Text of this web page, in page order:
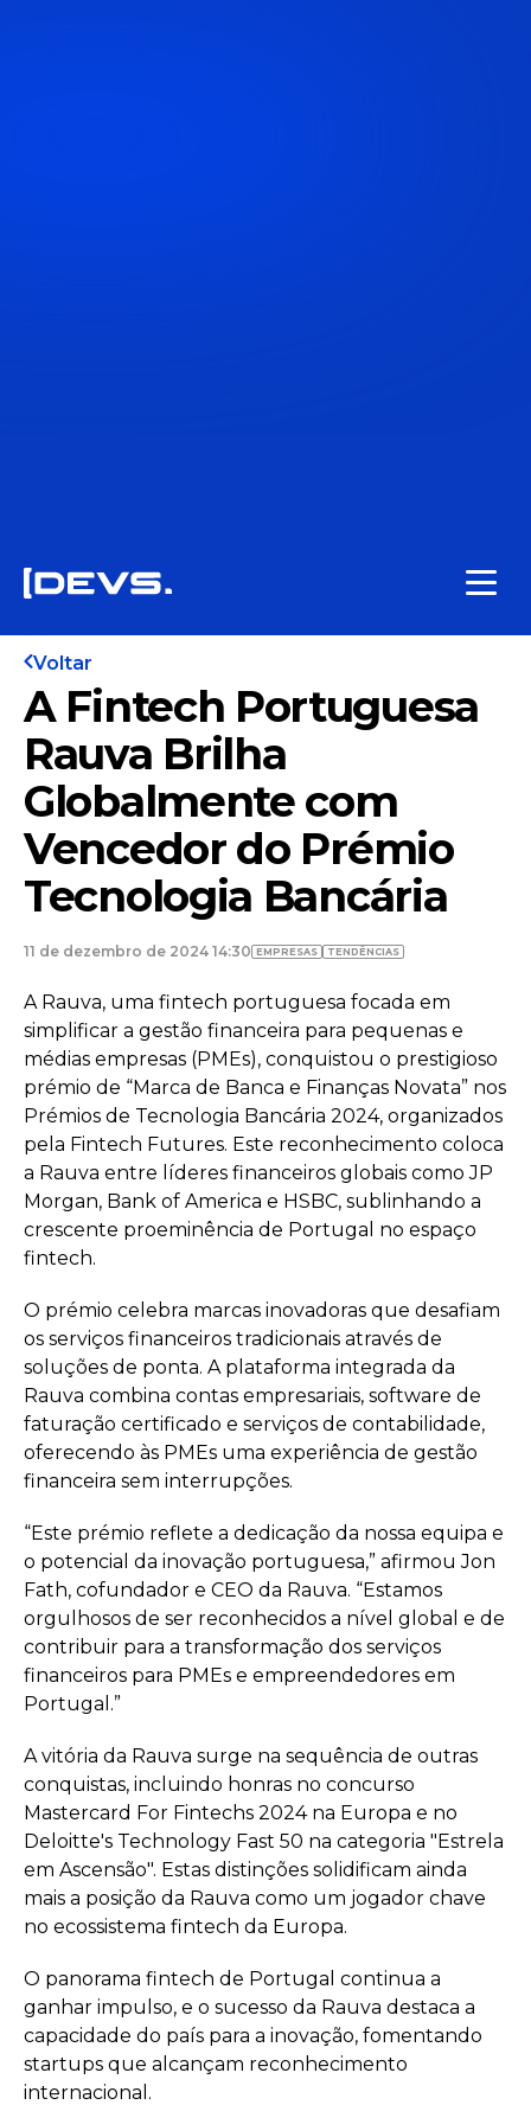
Voltar
A Fintech Portuguesa
Rauva Brilha
Globalmente com
Vencedor do Prémio
Tecnologia Bancária
11 de dezembro de 2024 14:30 EMPRESAS TENDÊNCIAS
A Rauva, uma fintech portuguesa focada em
simplificar a gestão financeira para pequenas e
médias empresas (PMEs), conquistou o prestigioso
prémio de “Marca de Banca e Finanças Novata” nos
Prémios de Tecnologia Bancária 2024, organizados
pela Fintech Futures. Este reconhecimento coloca
a Rauva entre líderes financeiros globais como JP
Morgan, Bank of America e HSBC, sublinhando a
crescente proeminência de Portugal no espaço
fintech.
O prémio celebra marcas inovadoras que desafiam
os serviços financeiros tradicionais através de
soluções de ponta. A plataforma integrada da
Rauva combina contas empresariais, software de
faturação certificado e serviços de contabilidade,
oferecendo às PMEs uma experiência de gestão
financeira sem interrupções.
“Este prémio reflete a dedicação da nossa equipa e
o potencial da inovação portuguesa,” afirmou Jon
Fath, cofundador e CEO da Rauva. “Estamos
orgulhosos de ser reconhecidos a nível global e de
contribuir para a transformação dos serviços
financeiros para PMEs e empreendedores em
Portugal.”
A vitória da Rauva surge na sequência de outras
conquistas, incluindo honras no concurso
Mastercard For Fintechs 2024 na Europa e no
Deloitte's Technology Fast 50 na categoria "Estrela
em Ascensão". Estas distinções solidificam ainda
mais a posição da Rauva como um jogador chave
no ecossistema fintech da Europa.
O panorama fintech de Portugal continua a
ganhar impulso, e o sucesso da Rauva destaca a
capacidade do país para a inovação, fomentando
startups que alcançam reconhecimento
internacional.